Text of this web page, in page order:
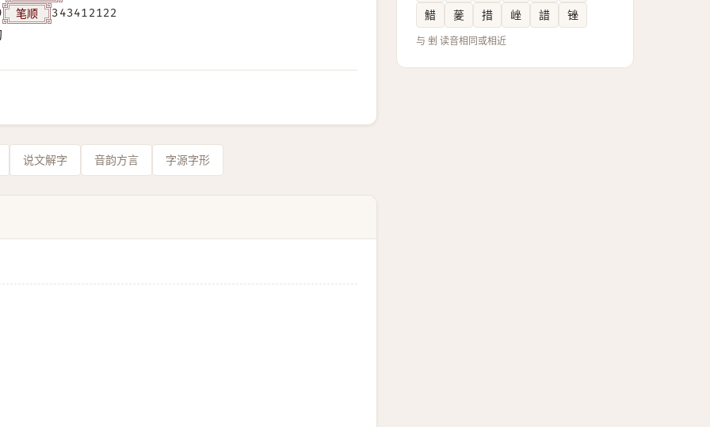
笔顺
343412122
说文解字 音韵方言 字源字形
䱜
蓌 措 㟇 諎 锉
与 剉 读音相同或相近